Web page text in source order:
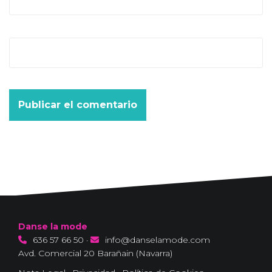
Danse la mode
636 57 66 50 ·
info@danselamode.com
Avd. Comercial 20 Barañain (Navarra)